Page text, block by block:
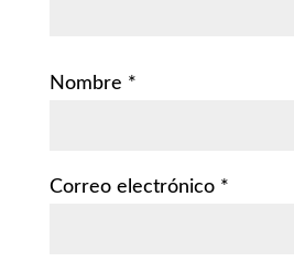
Nombre *
Correo electrónico *